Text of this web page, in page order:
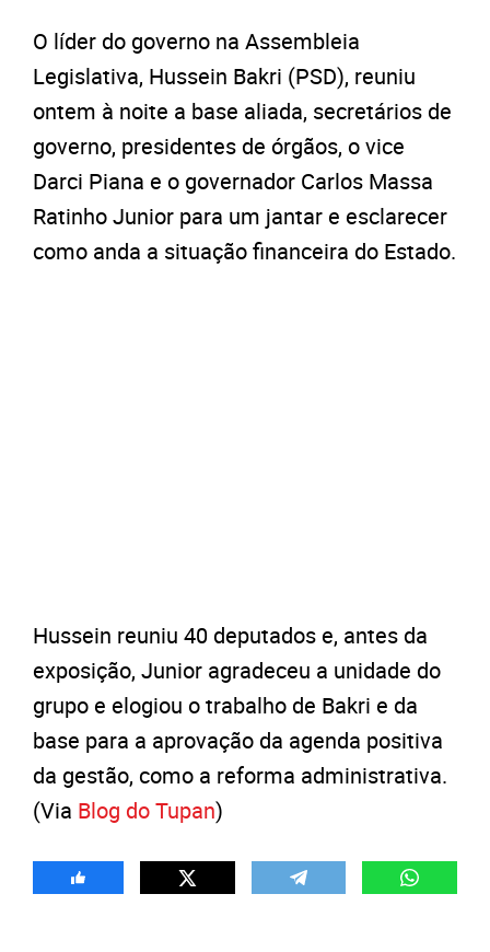
O líder do governo na Assembleia
Legislativa, Hussein Bakri (PSD), reuniu
ontem à noite a base aliada, secretários de
governo, presidentes de órgãos, o vice
Darci Piana e o governador Carlos Massa
Ratinho Junior para um jantar e esclarecer
como anda a situação financeira do Estado.
Hussein reuniu 40 deputados e, antes da
exposição, Junior agradeceu a unidade do
grupo e elogiou o trabalho de Bakri e da
base para a aprovação da agenda positiva
da gestão, como a reforma administrativa.
(Via Blog do Tupan)